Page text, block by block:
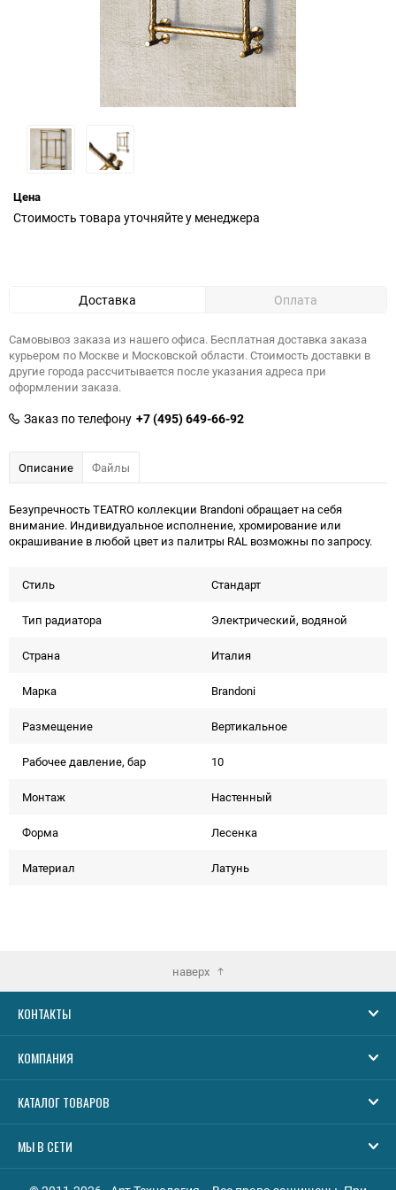
Цена
Стоимость товара уточняйте у менеджера
Доставка Оплата
Самовывоз заказа из нашего офиса. Бесплатная доставка заказа
курьером по Москве и Московской области. Стоимость доставки в
другие города рассчитывается после указания адреса при
оформлении заказа.
Заказ по телефону +7 (495) 649-66-92
Описание Файлы
Безупречность TEATRO коллекции Brandoni обращает на себя
внимание. Индивидуальное исполнение, хромирование или
окрашивание в любой цвет из палитры RAL возможны по запросу.
Стиль Стандарт
Тип радиатора Электрический, водяной
Страна Италия
Марка Brandoni
Размещение Вертикальное
Рабочее давление, бар 10
Монтаж Настенный
Форма Лесенка
Материал Латунь
наверх
КОНТАКТЫ
КОМПАНИЯ
КАТАЛОГ ТОВАРОВ
МЫ В СЕТИ